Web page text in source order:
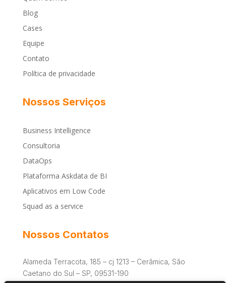
Blog
Cases
Equipe
Contato
Política de privacidade
Nossos Serviços
Business Intelligence
Consultoria
DataOps
Plataforma Askdata de BI
Aplicativos em Low Code
Squad as a service
Nossos Contatos
Alameda Terracota, 185 – cj 1213 – Cerâmica, São
Caetano do Sul – SP, 09531-190